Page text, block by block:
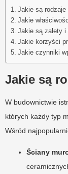
Jakie są rodzaje
Jakie
Jakie są zalety i
Jakie korzyści
Jakie czynniki
Jakie są
W budownictwie
których każdy typ
Wśród
Ściany